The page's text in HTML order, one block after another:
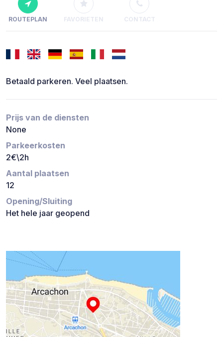
ROUTEPLAN FAVORIETEN CONTACT
Betaald parkeren. Veel plaatsen.
Prijs van de diensten
None
Parkeerkosten
2€\2h
Aantal plaatsen
12
Opening/Sluiting
Het hele jaar geopend